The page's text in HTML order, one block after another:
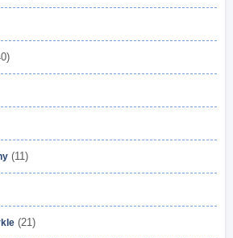
(11)
(21)